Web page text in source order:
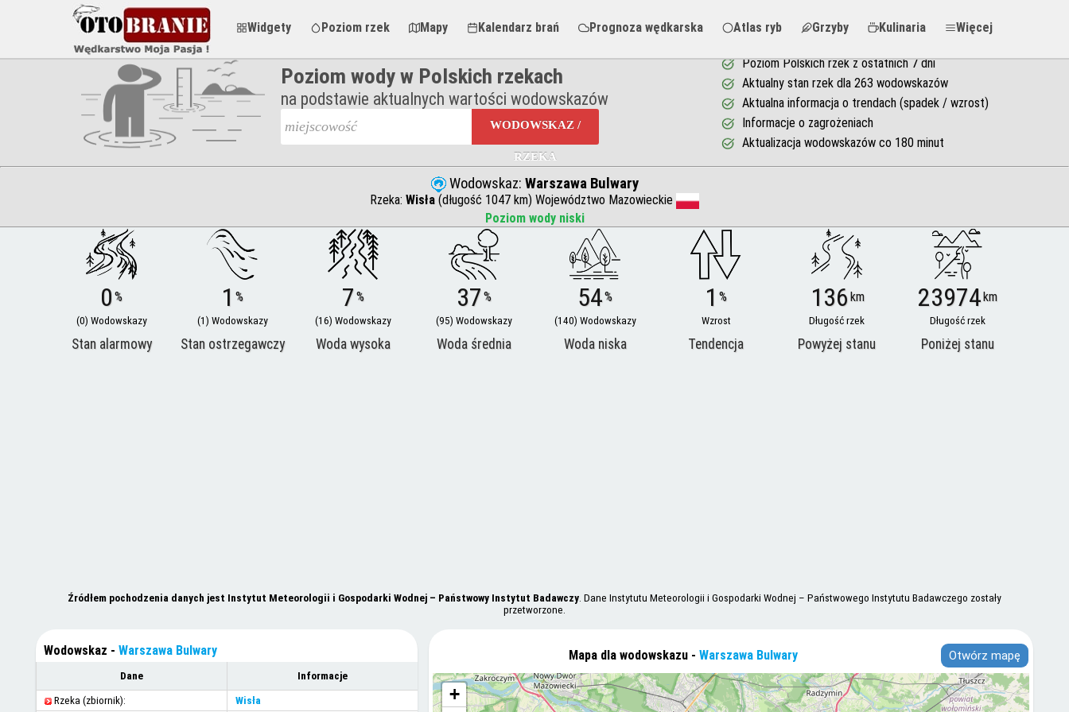
Widgety Poziom rzek Mapy Kalendarz brań Prognoza wędkarska Atlas ryb Grzyby Kulinaria Więcej
Poziom wody w Polskich rzekach
na podstawie aktualnych wartości wodowskazów
WODOWSKAZ /
RZEKA
Poziom Polskich rzek z ostatnich 7 dni
Aktualny stan rzek dla 263 wodowskazów
Aktualna informacja o trendach (spadek / wzrost)
Informacje o zagrożeniach
Aktualizacja wodowskazów co 180 minut
Wodowskaz: Warszawa Bulwary
Rzeka: Wisła (długość 1047 km) Województwo Mazowieckie
Poziom wody niski
0%
(0) Wodowskazy
Stan alarmowy
1 %
(1) Wodowskazy
Stan ostrzegawczy
7%
(16) Wodowskazy
Woda wysoka
37%
(95) Wodowskazy
Woda średnia
54%
(140) Wodowskazy
Woda niska
1 %
Wzrost
Tendencja
136km
Długość rzek
Powyżej stanu
23974km
Długość rzek
Poniżej stanu
Źródłem pochodzenia danych jest Instytut Meteorologii i Gospodarki Wodnej – Państwowy Instytut Badawczy. Dane Instytutu Meteorologii i Gospodarki Wodnej – Państwowego Instytutu Badawczego zostały
przetworzone.
Wodowskaz - Warszawa Bulwary
Dane Informacje
Rzeka (zbiornik): Wisła
Mapa dla wodowskazu - Warszawa Bulwary Otwórz mapę
+